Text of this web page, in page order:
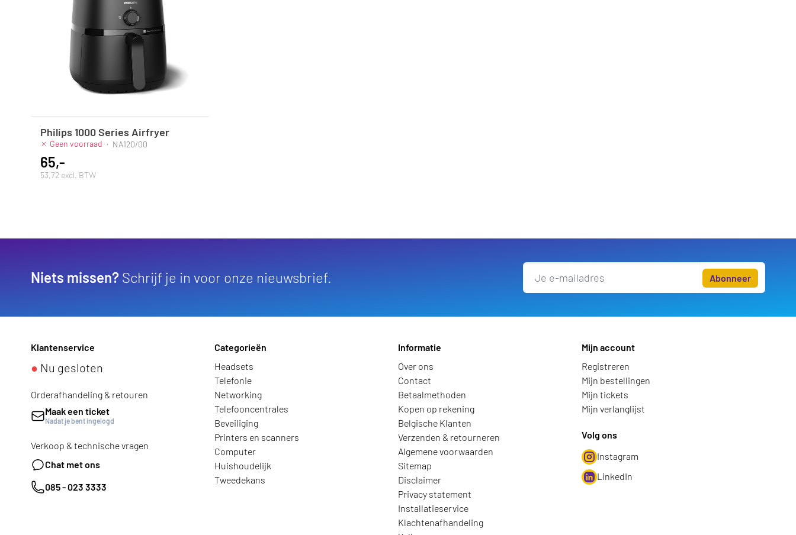
Philips 1000 Series Airfryer
Geen voorraad · NA120/00
65,-
53,72 excl. BTW
Niets missen? Schrijf je in voor onze nieuwsbrief. Abonneer
Klantenservice
● Nu gesloten
Orderafhandeling & retouren
Maak een ticket
Nadat je bent ingelogd
Verkoop & technische vragen
Chat met ons
085 - 023 3333
Categorieën
Headsets
Telefonie
Networking
Telefooncentrales
Beveiliging
Printers en scanners
Computer
Huishoudelijk
Tweedekans
Informatie
Over ons
Contact
Betaalmethoden
Kopen op rekening
Belgische Klanten
Verzenden & retourneren
Algemene voorwaarden
Sitemap
Disclaimer
Privacy statement
Installatieservice
Klachtenafhandeling
Mijn account
Registreren
Mijn bestellingen
Mijn tickets
Mijn verlanglijst
Volg ons
Instagram
LinkedIn